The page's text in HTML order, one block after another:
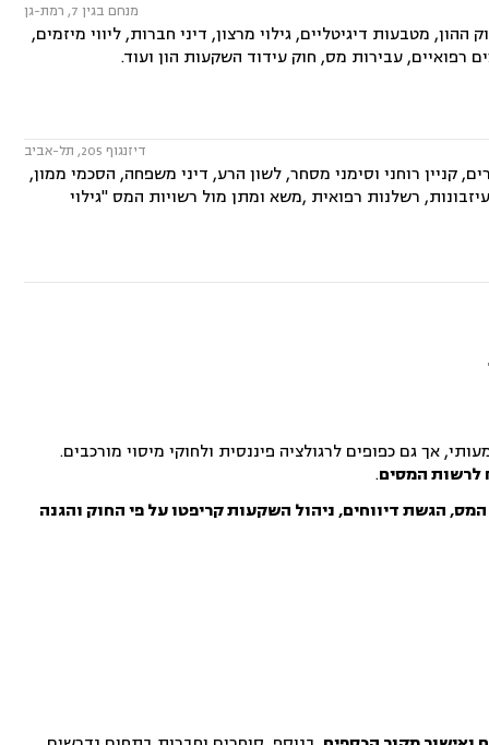
מנחם בגין 7, רמת-גן
מטבעות דיגיטליים, גילוי מרצון, דיני חברות, ליווי מיזמים,
רפואיים, עבירות מס, חוק עידוד השקעות הון ועוד.
דיזנגוף 205, תל-אביב
קניין רוחני וסימני מסחר, לשון הרע, דיני משפחה, הסכמי ממון,
רשלנות רפואית ,משא ומתן מול רשויות המס "גילוי
אך גם כפופים לרגולציה פיננסית ולחוקי מיסוי מורכבים.
.
הגשת דיווחים, ניהול השקעות קריפטו על פי החוק והגנה